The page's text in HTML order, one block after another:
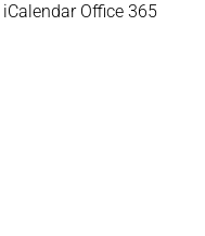
iCalendar Office 365